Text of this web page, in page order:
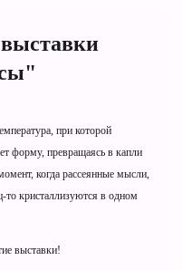
при которой
форму, превращаясь в капли
когда рассеянные мысли,
то кристаллизуются в одном
выставки!